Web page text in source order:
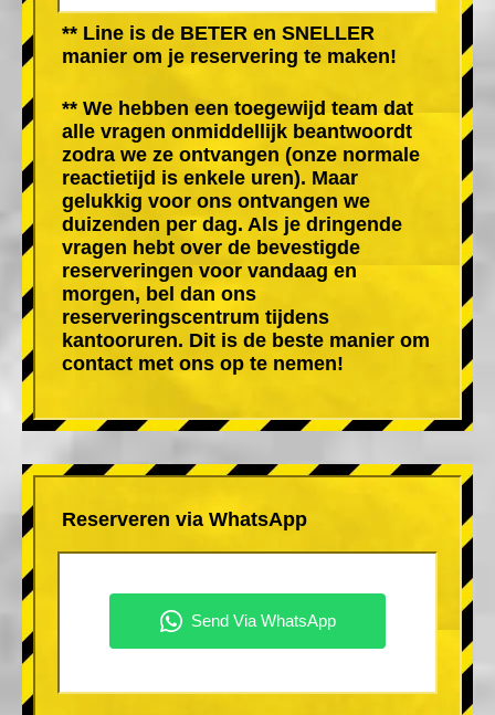
** Line is de BETER en SNELLER
manier om je reservering te maken!
** We hebben een toegewijd team dat
alle vragen onmiddellijk beantwoordt
zodra we ze ontvangen (onze normale
reactietijd is enkele uren). Maar
gelukkig voor ons ontvangen we
duizenden per dag. Als je dringende
vragen hebt over de bevestigde
reserveringen voor vandaag en
morgen, bel dan ons
reserveringscentrum tijdens
kantooruren. Dit is de beste manier om
contact met ons op te nemen!
Reserveren via WhatsApp